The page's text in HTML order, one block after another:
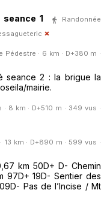
1
Randonnée
Pédestre · 6 km · D+380 m ·
seance 2 : la brigue la
mairie.
8 km · D+510 m · 349 vus ·
13 km · D+890 m · 599 vus ·
km 50D+ D- Chemin
97D+ 19D- Sentier des
Pas de l’Incise / Mt